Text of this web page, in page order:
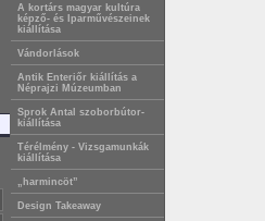
A kortárs magyar kultúra
képző- és Iparművészeinek
kiállítása
Vándorlások
Antik Enteriőr kiállítás a
Néprajzi Múzeumban
Sprok Antal szoborbútor-
kiállítása
Térélmény - Vizsgamunkák
kiállítása
„harmincöt”
Design Takeaway